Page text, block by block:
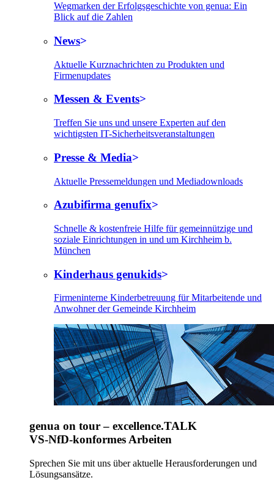
Wegmarken der Erfolgsgeschichte von genua: Ein
Blick auf die Zahlen
News
Aktuelle Kurznachrichten zu Produkten und
Firmenupdates
Messen & Events
Treffen Sie uns und unsere Experten auf den
wichtigsten IT-Sicherheitsveranstaltungen
Presse & Media
Aktuelle Pressemeldungen und Mediadownloads
Azubifirma genufix
Schnelle & kostenfreie Hilfe für gemeinnützige und
soziale Einrichtungen in und um Kirchheim b.
München
Kinderhaus genukids
Firmeninterne Kinderbetreuung für Mitarbeitende und
Anwohner der Gemeinde Kirchheim
genua on tour – excellence.TALK
VS-NfD-konformes Arbeiten
Sprechen Sie mit uns über aktuelle Herausforderungen und
Lösungsansätze.